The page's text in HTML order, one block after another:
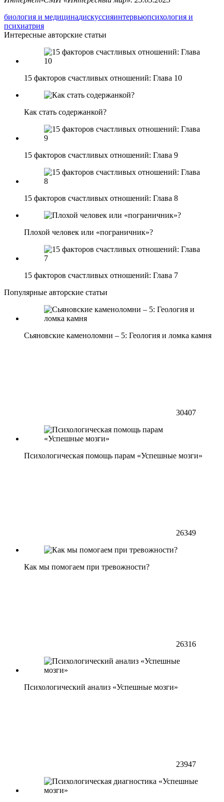
биология и медицинадискуссияинтервьюпсихология и
психиатрия
Интересные авторские статьи
15 факторов счастливых отношений: Глава 10
Как стать содержанкой?
15 факторов счастливых отношений: Глава 9
15 факторов счастливых отношений: Глава 8
Плохой человек или «пограничник»?
15 факторов счастливых отношений: Глава 7
Популярные авторские статьи
Сьяновские каменоломни – 5: Геология и ломка камня
30407
Психологическая помощь парам «Успешные мозги»
26349
Как мы помогаем при тревожности?
26316
Психологический анализ «Успешные мозги»
23947